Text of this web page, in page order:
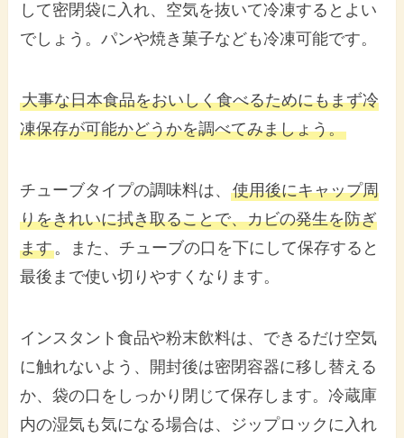
して密閉袋に入れ、空気を抜いて冷凍するとよい
でしょう。パンや焼き菓子なども冷凍可能です。
大事な日本食品をおいしく食べるためにもまず冷
凍保存が可能かどうかを調べてみましょう。
チューブタイプの調味料は、使用後にキャップ周
りをきれいに拭き取ることで、カビの発生を防ぎ
ます。また、チューブの口を下にして保存すると
最後まで使い切りやすくなります。
インスタント食品や粉末飲料は、できるだけ空気
に触れないよう、開封後は密閉容器に移し替える
か、袋の口をしっかり閉じて保存します。冷蔵庫
内の湿気も気になる場合は、ジップロックに入れ